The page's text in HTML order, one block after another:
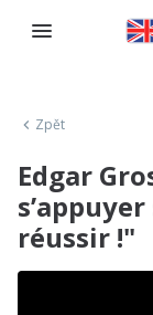
Zpět
Edgar
réussir !"